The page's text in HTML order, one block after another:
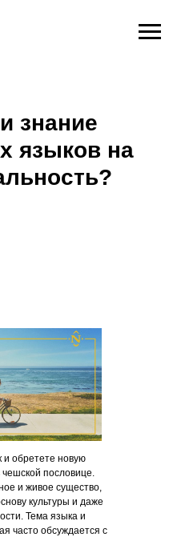
знание
языков на
обретете новую
пословице.
и живое существо,
культуры и даже
Тема языка и
часто обсуждается с